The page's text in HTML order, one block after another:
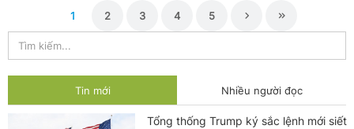
1 2 3 4 5
Tin mới Nhiều người đọc
Tổng thống Trump ký sắc lệnh mới siết